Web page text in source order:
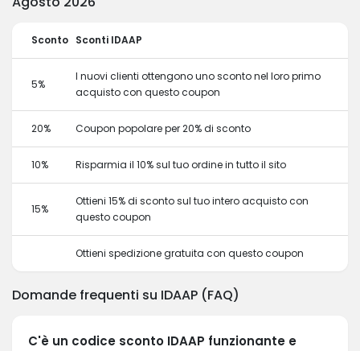
Sconto Sconti IDAAP
5%
I nuovi clienti ottengono uno sconto nel loro primo
acquisto con questo coupon
20% Coupon popolare per 20% di sconto
10% Risparmia il 10% sul tuo ordine in tutto il sito
15%
Ottieni 15% di sconto sul tuo intero acquisto con
questo coupon
Ottieni spedizione gratuita con questo coupon
Domande frequenti su IDAAP (FAQ)
C'è un codice sconto IDAAP funzionante e